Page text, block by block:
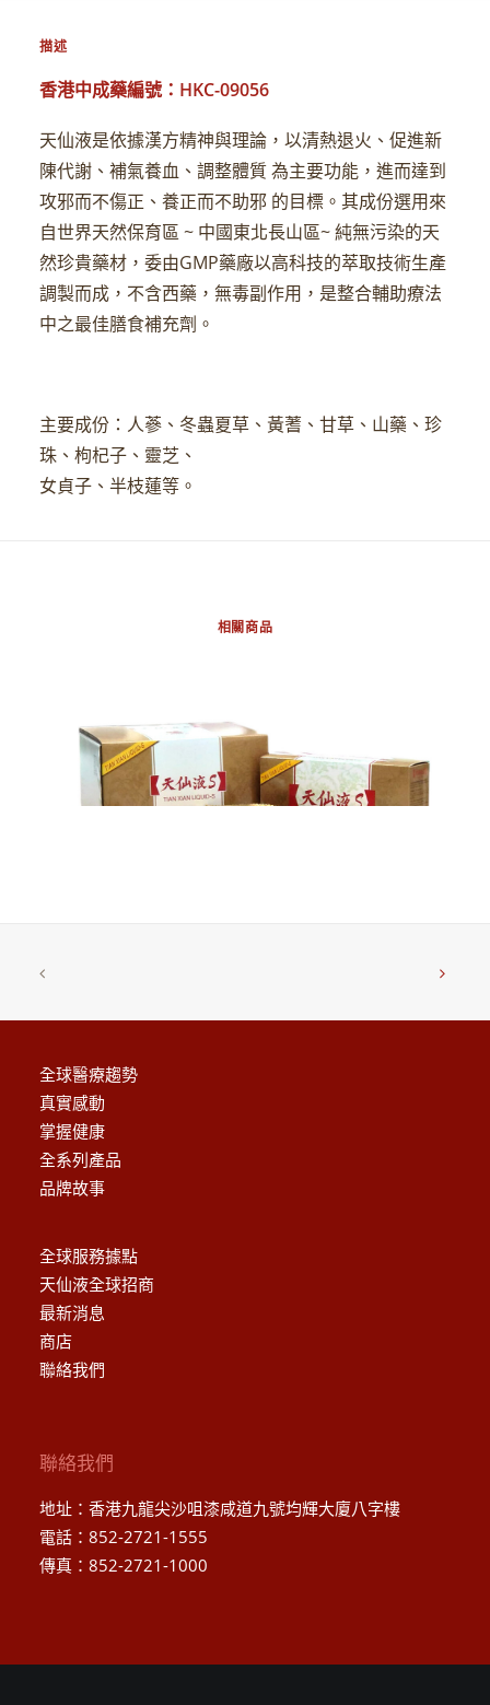
描述
香港中成藥編號：HKC-09056
天仙液是依據漢方精神與理論，以清熱退火、促進新
陳代謝、補氣養血、調整體質 為主要功能，進而達到
攻邪而不傷正、養正而不助邪 的目標。其成份選用來
自世界天然保育區 ~ 中國東北長山區~ 純無污染的天
然珍貴藥材，委由GMP藥廠以高科技的萃取技術生產
調製而成，不含西藥，無毒副作用，是整合輔助療法
中之最佳膳食補充劑。
主要成份：人蔘、冬蟲夏草、黃蓍、甘草、山藥、珍
珠、枸杞子、靈芝、
女貞子、半枝蓮等。
相關商品
全球醫療趨勢
真實感動
掌握健康
全系列產品
品牌故事
全球服務據點
天仙液全球招商
最新消息
商店
聯絡我們
聯絡我們
地址：香港九龍尖沙咀漆咸道九號均輝大廈八字樓
電話：852-2721-1555
傳真：852-2721-1000